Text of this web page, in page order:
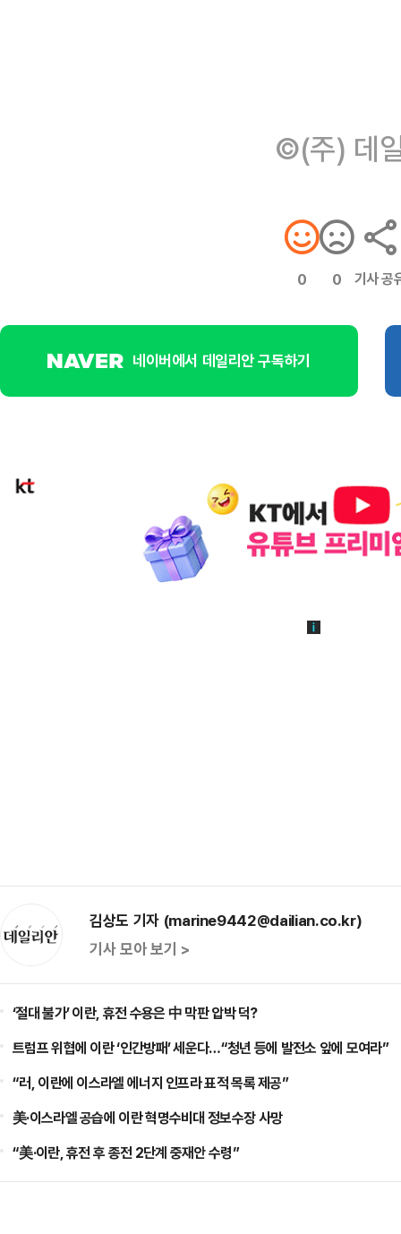
©(주) 데
0 0 기사 공
네이버에서 데일리안 구독하기
김상도 기자 (marine9442@dailian.co.kr)
기사 모아 보기 >
‘절대 불가’ 이란, 휴전 수용은 中 막판 압박 덕?
트럼프 위협에 이란 ‘인간방패’ 세운다…“청년 등에 발전소 앞에 모여라”
“러, 이란에 이스라엘 에너지 인프라 표적 목록 제공”
美·이스라엘 공습에 이란 혁명수비대 정보수장 사망
“美·이란, 휴전 후 종전 2단계 중재안 수령”